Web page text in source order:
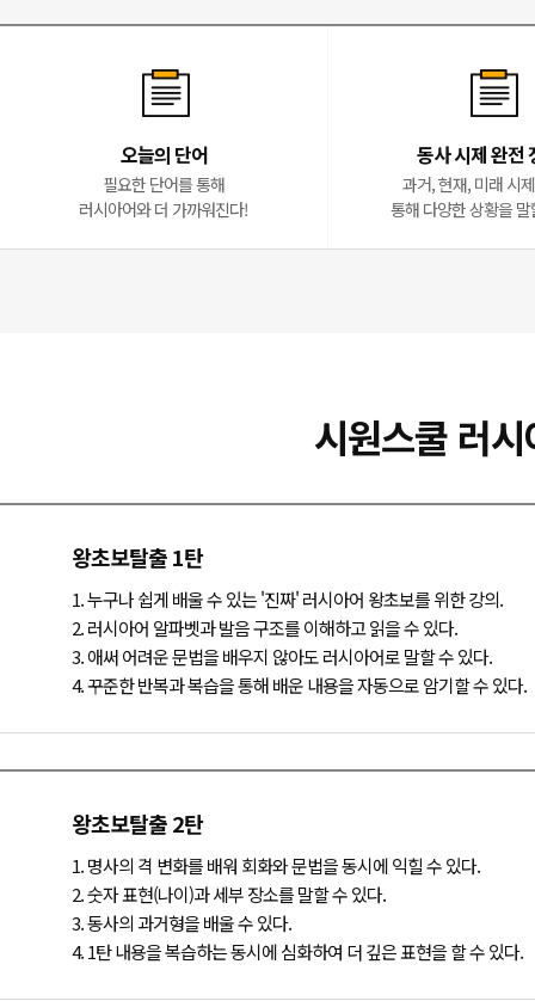
오늘의 단어
필요한 단어를 통해
러시아어와 더 가까워진다!
동사 시제 완전
과거, 현재, 미래 시
통해 다양한 상황을
시원스쿨 러
왕초보탈출 1탄
1. 누구나 쉽게 배울 수 있는 '진짜' 러시아어 왕초보를 위한 강의.
2. 러시아어 알파벳과 발음 구조를 이해하고 읽을 수 있다.
3. 애써 어려운 문법을 배우지 않아도 러시아어로 말할 수 있다.
4. 꾸준한 반복과 복습을 통해 배운 내용을 자동으로 암기할 수 있다.
왕초보탈출 2탄
1. 명사의 격 변화를 배워 회화와 문법을 동시에 익힐 수 있다.
2. 숫자 표현(나이)과 세부 장소를 말할 수 있다.
3. 동사의 과거형을 배울 수 있다.
4. 1탄 내용을 복습하는 동시에 심화하여 더 깊은 표현을 할 수 있다.